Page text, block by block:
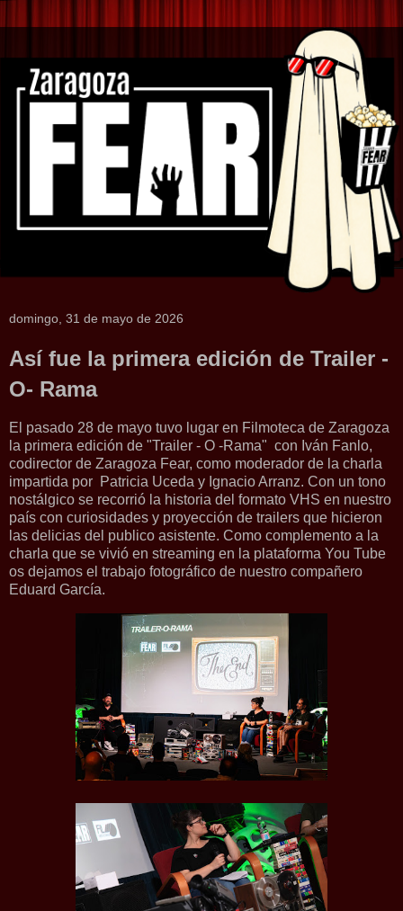
domingo, 31 de mayo de 2026
Así fue la primera edición de Trailer -
O- Rama
El pasado 28 de mayo tuvo lugar en Filmoteca de Zaragoza
la primera edición de "Trailer - O -Rama" con Iván Fanlo,
codirector de Zaragoza Fear, como moderador de la charla
impartida por Patricia Uceda y Ignacio Arranz. Con un tono
nostálgico se recorrió la historia del formato VHS en nuestro
país con curiosidades y proyección de trailers que hicieron
las delicias del publico asistente. Como complemento a la
charla que se vivió en streaming en la plataforma You Tube
os dejamos el trabajo fotográfico de nuestro compañero
Eduard García.